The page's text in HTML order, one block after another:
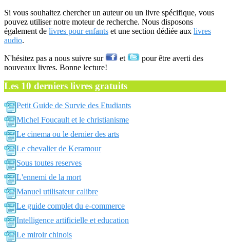
Si vous souhaitez chercher un auteur ou un livre spécifique, vous
pouvez utiliser notre moteur de recherche. Nous disposons
également de livres pour enfants et une section dédiée aux livres
audio.
N'hésitez pas a nous suivre sur et
pour être averti des
nouveaux livres. Bonne lecture!
Les 10 derniers livres gratuits
Petit Guide de Survie des Etudiants
Michel Foucault et le christianisme
Le cinema ou le dernier des arts
Le chevalier de Keramour
Sous toutes reserves
L'ennemi de la mort
Manuel utilisateur calibre
Le guide complet du e-commerce
Intelligence artificielle et education
Le miroir chinois